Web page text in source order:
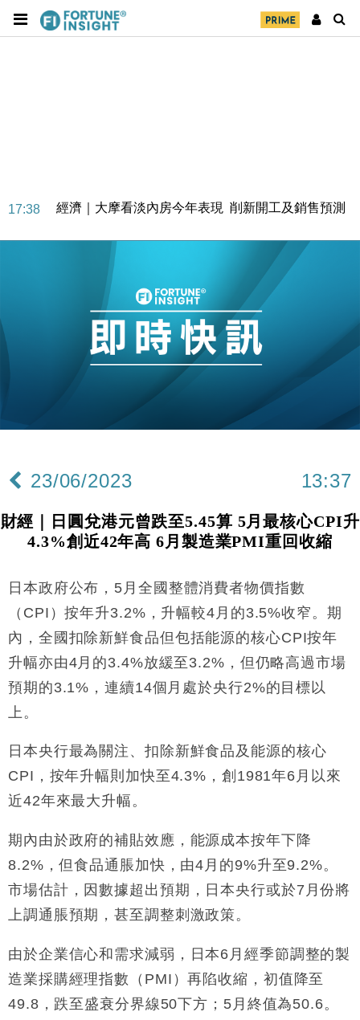
17:38 經濟｜大摩看淡內房今年表現 削新開工及銷售預測
科技｜iPhone 18 Pro成本或升4成 蘋果或犧牲毛利穩
定新機售價
本地｜香港迪拜下月10日合辦氣候金融會議
財經｜大摩削老鋪黃金目標價至505元 惟維持「增
持」評級
13:49
本地｜華嫂冰室太子店涉提供失實資料 遭禁申請輸入
中國｜強颱風「白海豚」殘渦北上 上海取消逾900班
17:33
財經｜滙豐上調香港今年GDP預測至4.5% 看好貿易
16:47
本地｜假冒內地執法人員要求交「保證金」 43歲女子
損失近6900萬元
17:38 經濟｜大摩看淡內房今年表現 削新開工及銷售預測
科技｜iPhone 18 Pro成本或升4成 蘋果或犧牲毛利穩
定新機售價
15:38
本地｜香港迪拜下月10日合辦氣候金融會議
持」評級
13:49
本地｜華嫂冰室太子店涉提供失實資料 遭禁申請輸入
勞工一年
12:11
中國｜強颱風「白海豚」殘渦北上 上海取消逾900班
18:31
財經｜華僑銀行上半年淨利創新高 中期息增15%至
47仙
17:33
財經｜滙豐上調香港今年GDP預測至4.5% 看好貿易
及消費表現
損失近6900萬元
16:05
財經｜日經失守6.5萬點後回穩 全周仍升近2%
23/06/2023 13:37
財經｜日圓兌港元曾跌至5.45算 5月最核心CPI升
4.3%創近42年高 6月製造業PMI重回收縮
日本政府公布，5月全國整體消費者物價指數
（CPI）按年升3.2%，升幅較4月的3.5%收窄。期
內，全國扣除新鮮食品但包括能源的核心CPI按年
升幅亦由4月的3.4%放緩至3.2%，但仍略高過市場
預期的3.1%，連續14個月處於央行2%的目標以
上。
日本央行最為關注、扣除新鮮食品及能源的核心
CPI，按年升幅則加快至4.3%，創1981年6月以來
近42年來最大升幅。
期內由於政府的補貼效應，能源成本按年下降
8.2%，但食品通脹加快，由4月的9%升至9.2%。
市場估計，因數據超出預期，日本央行或於7月份將
上調通脹預期，甚至調整刺激政策。
由於企業信心和需求減弱，日本6月經季節調整的製
造業採購經理指數（PMI）再陷收縮，初值降至
49.8，跌至盛衰分界線50下方；5月終值為50.6。